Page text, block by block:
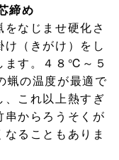
締め
をなじませ硬化さ
け（きがけ）をし
ます。４８℃～５
の温度が最適で
、これ以上熱すぎ
串からろうそくが
なることもありま